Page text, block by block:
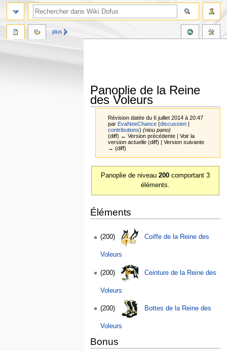
Panoplie de la Reine
des Voleurs
Révision datée du 6 juillet 2014 à 20:47
parEvaNeeChance (discussion |
contributions) (niou pano)
(diff) ← Version précédente | Voir la
version actuelle (diff) | Version suivante
→ (diff)
Panoplie de niveau200 comportant 3
éléments.
Éléments
(200) Coiffe de la Reine des
Voleurs
(200) Ceinture de la Reine des
Voleurs
(200) Bottes de la Reine des
Voleurs
Bonus
plus